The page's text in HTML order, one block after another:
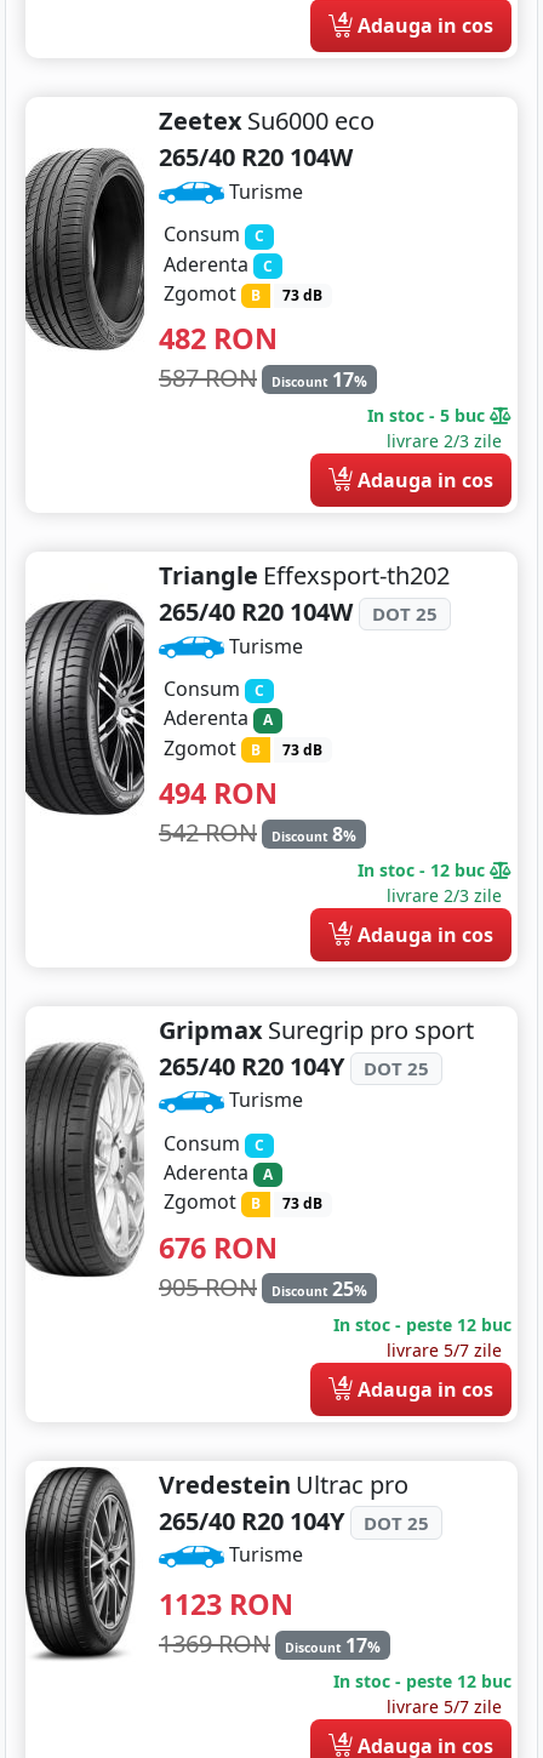
4 Adauga in cos
ZeetexSu6000 eco
265/40 R20 104W
Turisme
Consum
C
Aderenta C
Zgomot B 73 dB
482 RON
587 RON Discount 17%
In stoc - 5 buc
livrare 2/3 zile
4 Adauga in cos
Triangle Effexsport-th202
265/40 R20 104W
DOT 25
Turisme
Consum
C
Aderenta A
Zgomot B 73 dB
494 RON
542 RON Discount 8%
In stoc - 12 buc
livrare 2/3 zile
4 Adauga in cos
GripmaxSuregrip pro sport
265/40 R20 104Y
DOT 25
Turisme
Consum
C
Aderenta A
Zgomot B 73 dB
676 RON
905 RON Discount 25%
In stoc - peste 12 buc
livrare 5/7 zile
4 Adauga in cos
Vredestein Ultrac pro
265/40 R20 104Y
DOT 25
Turisme
1123 RON
1369 RON Discount 17%
In stoc - peste 12 buc
livrare 5/7 zile
4 Adauga in cos